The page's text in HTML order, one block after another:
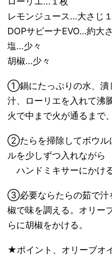
レモンジュース...大さじ１
DOPサビーナEVO...約大
塩...少々
胡椒...少々
①鍋にたっぷりの水、潰
汁、ローリエを入れて沸
火で中まで火が通るまで
②たらを掃除してボウル
ルを少しずつ入れながら
ハンドミキサーにかける
③必要ならたらの茹で汁
椒で味を調える。オリー
らに胡椒をかける。
★ポイント、オリーブオ